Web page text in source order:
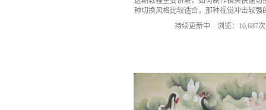
种切换风格比较适合，那种视觉冲击较强
对你有所帮助。
持续更新中 浏览：10,687次